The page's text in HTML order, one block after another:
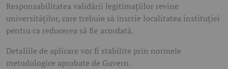
Responsabilitatea validării legitimațiilor revine
universităților, care trebuie să înscrie localitatea instituției
pentru ca reducerea să fie acordată.
Detaliile de aplicare vor fi stabilite prin normele
metodologice aprobate de Guvern.